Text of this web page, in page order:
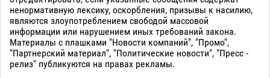
ненормативную лексику, оскорбления, призывы к насилию,
являются злоупотреблением свободой массовой
информации или нарушением иных требований закона.
Материалы с плашками "Новости компаний", "Промо",
"Партнерский материал", "Политические новости", "Пресс -
релиз" публикуются на правах рекламы.